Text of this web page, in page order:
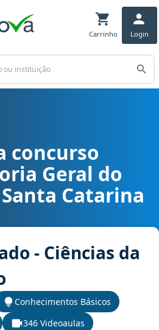
Carrinho Login
- Controladoria Geral do Estado de
concurso
Geral do
Catarina
- Ciências da
Conhecimentos Básicos
346 Videoaulas